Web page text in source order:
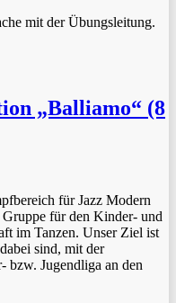
mit der Übungsleitung.
„Balliamo“ (8
für Jazz Modern
für den Kinder- und
im Tanzen. Unser Ziel ist
sind, mit der
bzw. Jugendliga an den